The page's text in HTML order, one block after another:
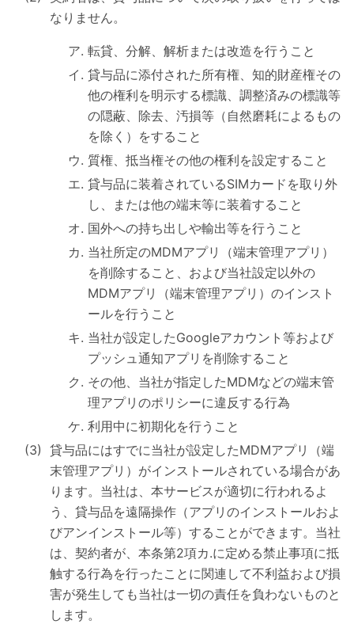
なりません。
転貸、分解、解析または改造を行うこと
貸与品に添付された所有権、知的財産権その
他の権利を明示する標識、調整済みの標識等
の隠蔽、除去、汚損等（自然磨耗によるもの
を除く）をすること
質権、抵当権その他の権利を設定すること
貸与品に装着されているSIMカードを取り外
し、または他の端末等に装着すること
国外への持ち出しや輸出等を行うこと
当社所定のMDMアプリ（端末管理アプリ）
を削除すること、および当社設定以外の
MDMアプリ（端末管理アプリ）のインスト
ールを行うこと
当社が設定したGoogleアカウント等および
プッシュ通知アプリを削除すること
その他、当社が指定したMDMなどの端末管
理アプリのポリシーに違反する行為
利用中に初期化を行うこと
貸与品にはすでに当社が設定したMDMアプリ（端
末管理アプリ）がインストールされている場合があ
ります。当社は、本サービスが適切に行われるよ
う、貸与品を遠隔操作（アプリのインストールおよ
びアンインストール等）することができます。当社
は、契約者が、本条第2項カ.に定める禁止事項に抵
触する行為を行ったことに関連して不利益および損
害が発生しても当社は一切の責任を負わないものと
します。